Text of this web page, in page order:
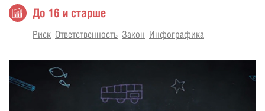
До 16 и старше
Риск Ответственность Закон Инфографика